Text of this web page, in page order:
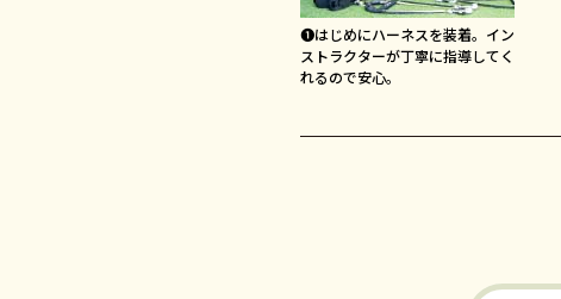
❶はじめにハーネスを装着。イン
ストラクターが丁寧に指導してく
れるので安心。